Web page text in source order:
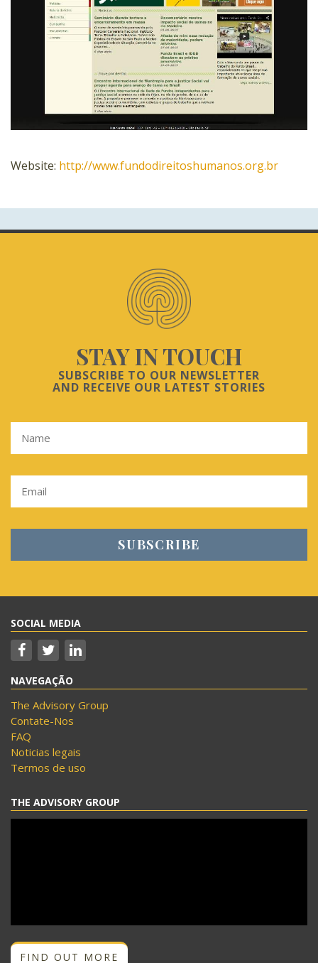
Website: http://www.fundodireitoshumanos.org.br
STAY IN TOUCH
SUBSCRIBE TO OUR NEWSLETTER
AND RECEIVE OUR LATEST STORIES
SOCIAL MEDIA
NAVEGAÇÃO
The Advisory Group
Contate-Nos
FAQ
Noticias legais
Termos de uso
THE ADVISORY GROUP
FIND OUT MORE